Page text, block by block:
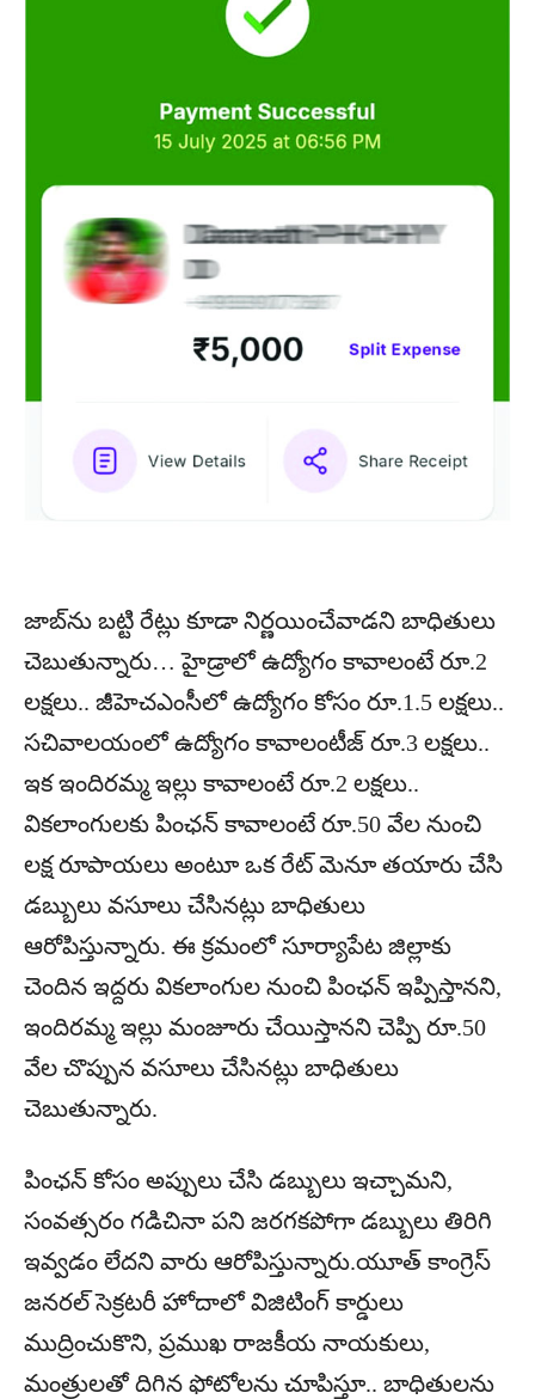
జాబ్‌ను బట్టి రేట్లు కూడా నిర్ణయించేవాడని బాధితులు
చెబుతున్నారు… హైడ్రాలో ఉద్యోగం కావాలంటే రూ.2
లక్షలు.. జీహెచఎంసీలో ఉద్యోగం కోసం రూ.1.5 లక్షలు..
సచివాలయంలో ఉద్యోగం కావాలంటీజ్ రూ.3 లక్షలు..
ఇక ఇందిరమ్మ ఇల్లు కావాలంటే రూ.2 లక్షలు..
వికలాంగులకు పింఛన్ కావాలంటే రూ.50 వేల నుంచి
లక్ష రూపాయలు అంటూ ఒక రేట్ మెనూ తయారు చేసి
డబ్బులు వసూలు చేసినట్లు బాధితులు
ఆరోపిస్తున్నారు. ఈ క్రమంలో సూర్యాపేట జిల్లాకు
చెందిన ఇద్దరు వికలాంగుల నుంచి పింఛన్ ఇప్పిస్తానని,
ఇందిరమ్మ ఇల్లు మంజూరు చేయిస్తానని చెప్పి రూ.50
వేల చొప్పున వసూలు చేసినట్లు బాధితులు
చెబుతున్నారు.
పింఛన్ కోసం అప్పులు చేసి డబ్బులు ఇచ్చామని,
సంవత్సరం గడిచినా పని జరగకపోగా డబ్బులు తిరిగి
ఇవ్వడం లేదని వారు ఆరోపిస్తున్నారు.యూత్ కాంగ్రెస్
జనరల్ సెక్రటరీ హోదాలో విజిటింగ్ కార్డులు
ముద్రించుకొని, ప్రముఖ రాజకీయ నాయకులు,
మంత్రులతో దిగిన ఫోటోలను చూపిస్తూ.. బాధితులను